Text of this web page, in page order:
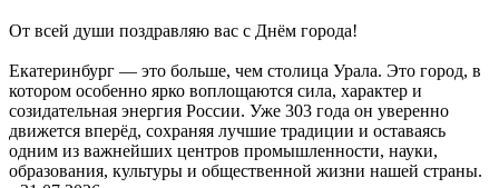
От всей души поздравляю вас с Днём города!
Екатеринбург — это больше, чем столица Урала. Это город, в
котором особенно ярко воплощаются сила, характер и
созидательная энергия России. Уже 303 года он уверенно
движется вперёд, сохраняя лучшие традиции и оставаясь
одним из важнейших центров промышленности, науки,
образования, культуры и общественной жизни нашей страны.